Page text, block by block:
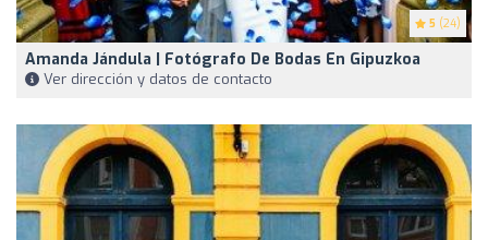
5 (24)
Amanda Jándula | Fotógrafo De Bodas En Gipuzkoa
Ver dirección y datos de contacto